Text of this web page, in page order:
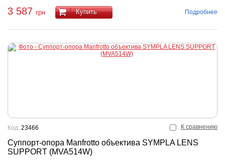
3 587 грн Купить Подробнее
К сравнению
Суппорт-опора Manfrotto объектива SYMPLA LENS
SUPPORT (MVA514W)
Код: 23466